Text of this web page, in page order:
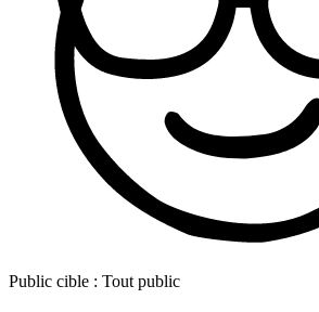
Public cible : Tout public